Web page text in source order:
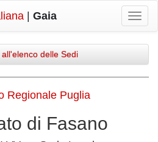
Gaia
all'elenco delle Sedi
Regionale Puglia
di Fasano